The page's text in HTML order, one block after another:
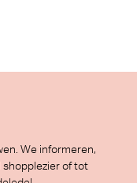
We informeren,
shopplezierof tot